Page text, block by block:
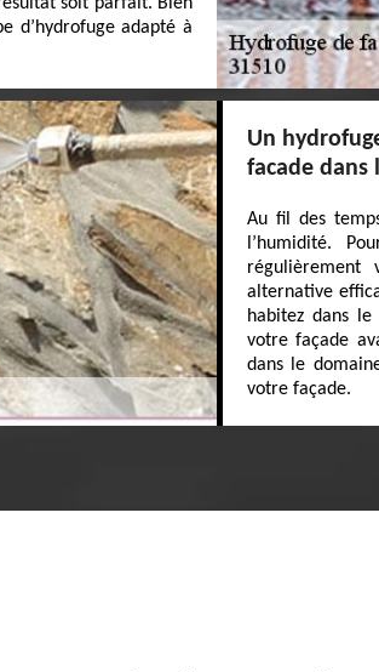
d’hydrofuge adapté à
Un
facade dans
Au fil des
l’humidité.
régulièrement
alternative
habitez dans
votre façade
dans le
votre façade.